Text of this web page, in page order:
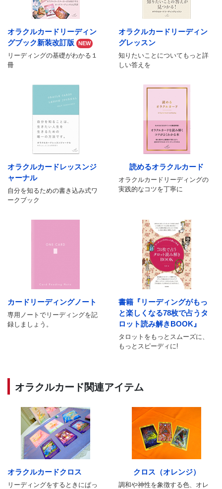
オラクルカードリーディン
グブック新装改訂版
NEW
リーディングの基礎がわかる１
冊
オラクルカードリーディン
グレッスン
知りたいことについてもっと詳
しい答えを
オラクルカードレッスンジ
ャーナル
自分を知るための書き込み式ワ
ークブック
読めるオラクルカード
オラクルカードリーディングの
実践的なコツを丁寧に
カードリーディングノート
専用ノートでリーディングを記
録しましょう。
書籍『リーディングがもっ
と楽しくなる78枚で占うタ
ロット読み解きBOOK』
タロットをもっとスムーズに、
もっとスピーディに!
オラクルカード関連アイテム
オラクルカードクロス
リーディングをするときにぱっ
クロス（オレンジ）
調和や神性を象徴する色、オレ